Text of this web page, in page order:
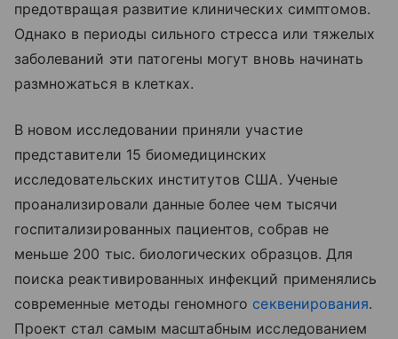
предотвращая развитие клинических симптомов.
Однако в периоды сильного стресса или тяжелых
заболеваний эти патогены могут вновь начинать
размножаться в клетках.
В новом исследовании приняли участие
представители 15 биомедицинских
исследовательских институтов США. Ученые
проанализировали данные более чем тысячи
госпитализированных пациентов, собрав не
меньше 200 тыс. биологических образцов. Для
поиска реактивированных инфекций применялись
современные методы геномного секвенирования.
Проект стал самым масштабным исследованием